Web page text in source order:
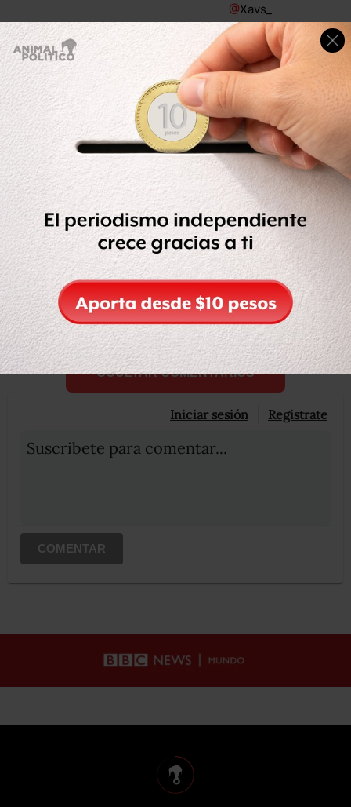
@Xavs_
Compartir Leer después
“Debo aclarar que no confiamos: ahorita estamos
revisando si el amparo no incluye ‘letras chiquitas’, es
decir, que venga derecho”, dice el padre Solalinde
sobre amparo concedido al Viacrucis Migrante.
Compartir Leer después
OCULTAR COMENTARIOS
Iniciar sesión Registrate
Suscribete para comentar...
COMENTAR